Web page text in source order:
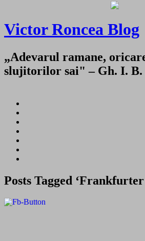
Victor Roncea Blog
„Adevarul ramane,
slujitorilor sai" – Gh. I. B.
Posts Tagged